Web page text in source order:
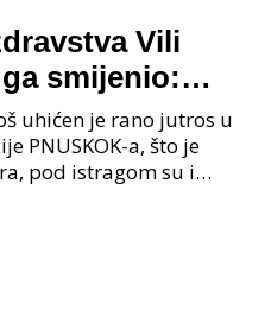
Vili
smijenio:
korupcije
uhićen je rano jutros u
PNUSKOK-a, što je
pod istragom su i